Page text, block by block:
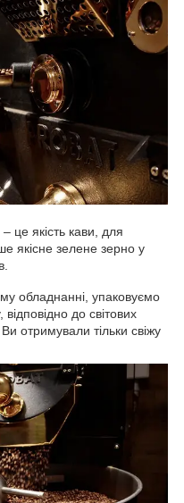
це якість кави, для
якісне зелене зерно у
обладнанні, упаковуємо
до світових
отримували тільки свіжу